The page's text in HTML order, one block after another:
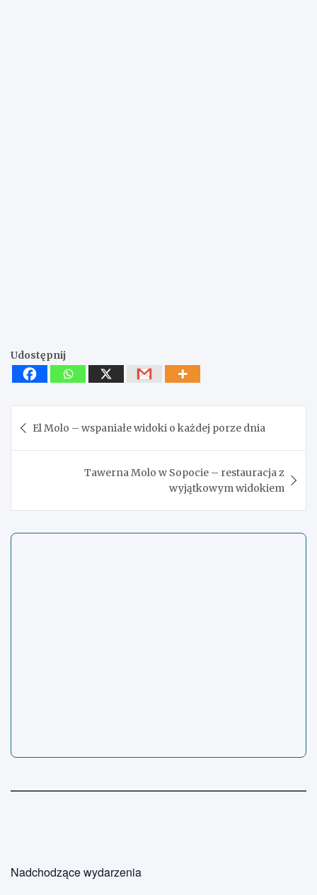
Udostępnij
wpisu
El Molo – wspaniałe widoki o każdej porze dnia
Tawerna Molo w Sopocie – restauracja z
wyjątkowym widokiem
Nadchodzące wydarzenia